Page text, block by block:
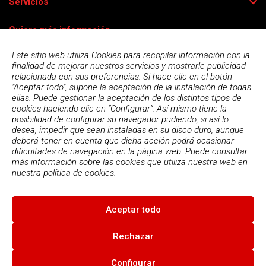
Este sitio web utiliza Cookies para recopilar información con la
finalidad de mejorar nuestros servicios y mostrarle publicidad
relacionada con sus preferencias. Si hace clic en el botón
"Aceptar todo", supone la aceptación de la instalación de todas
ellas. Puede gestionar la aceptación de los distintos tipos de
cookies haciendo clic en “Configurar”. Así mismo tiene la
posibilidad de configurar su navegador pudiendo, si así lo
desea, impedir que sean instaladas en su disco duro, aunque
deberá tener en cuenta que dicha acción podrá ocasionar
dificultades de navegación en la página web. Puede consultar
más información sobre las cookies que utiliza nuestra web en
nuestra política de cookies.
Aceptar todo
Rechazar
Configurar
Quiero más información
Acepto lapolítica de privacidad
© 2026
Condiciones de uso